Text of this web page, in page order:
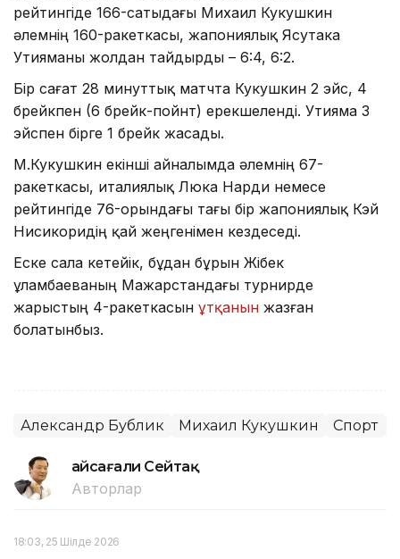
рейтингіде 166-сатыдағы Михаил Кукушкин
әлемнің 160-ракеткасы, жапониялық Ясутака
Утияманы жолдан тайдырды – 6:4, 6:2.
Бір сағат 28 минуттық матчта Кукушкин 2 эйс, 4
брейкпен (6 брейк-пойнт) ерекшеленді. Утияма 3
эйспен бірге 1 брейк жасады.
М.Кукушкин екінші айналымда әлемнің 67-
ракеткасы, италиялық Люка Нарди немесе
рейтингіде 76-орындағы тағы бір жапониялық Кэй
Нисикоридің қай жеңгенімен кездеседі.
Еске сала кетейік, бұдан бұрын Жібек
Құламбаеваның Мажарстандағы турнирде
жарыстың 4-ракеткасын ұтқанын жазған
болатынбыз.
Александр Бублик Михаил Кукушкин Спорт
Ғайсағали Сейтақ
Авторлар
18:03, 25 Шілде 2026